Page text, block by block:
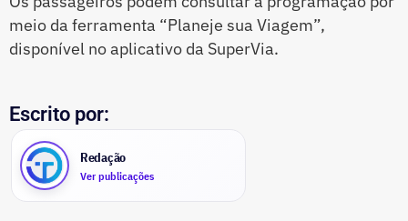
meio da ferramenta “Planeje sua Viagem”,
disponível no aplicativo da SuperVia.
Escrito por:
Redação
Ver publicações